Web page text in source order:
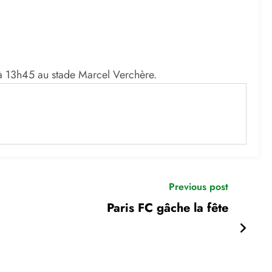
au stade Marcel Verchère.
Previous post
Paris FC gâche la fête